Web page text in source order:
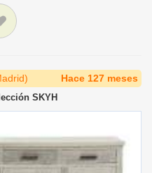
Hace 127 meses
SKYH